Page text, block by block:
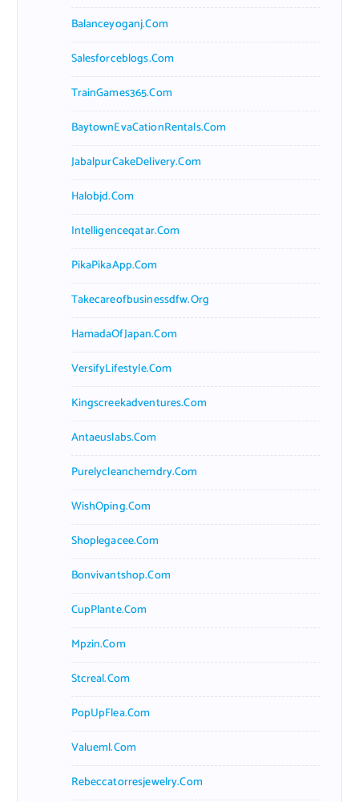
Balanceyoganj.com
Salesforceblogs.com
TrainGames365.com
BaytownEvaCationRentals.com
JabalpurCakeDelivery.com
Halobjd.com
Intelligenceqatar.com
PikaPikaApp.com
Takecareofbusinessdfw.org
HamadaOfJapan.com
VersifyLifestyle.com
Kingscreekadventures.com
Antaeuslabs.com
Purelycleanchemdry.com
WishOping.com
Shoplegacee.com
Bonvivantshop.com
CupPlante.com
Mpzin.com
Stcreal.com
PopUpFlea.com
Valueml.com
Rebeccatorresjewelry.com